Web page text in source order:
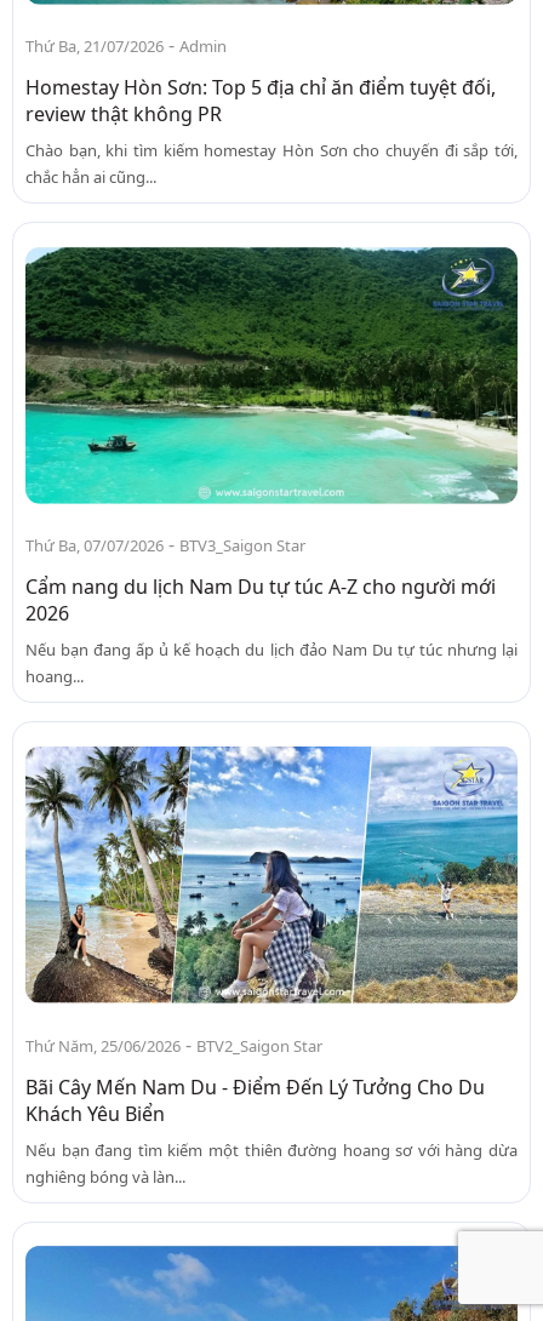
Thứ Ba, 21/07/2026 - Admin
Homestay Hòn Sơn: Top 5 địa chỉ ăn điểm tuyệt đối,
review thật không PR
Chào bạn, khi tìm kiếm homestay Hòn Sơn cho chuyến đi sắp tới,
chắc hẳn ai cũng...
Thứ Ba, 07/07/2026 - BTV3_Saigon Star
Cẩm nang du lịch Nam Du tự túc A-Z cho người mới
2026
Nếu bạn đang ấp ủ kế hoạch du lịch đảo Nam Du tự túc nhưng lại
hoang...
Thứ Năm, 25/06/2026 - BTV2_Saigon Star
Bãi Cây Mến Nam Du - Điểm Đến Lý Tưởng Cho Du
Khách Yêu Biển
Nếu bạn đang tìm kiếm một thiên đường hoang sơ với hàng dừa
nghiêng bóng và làn...